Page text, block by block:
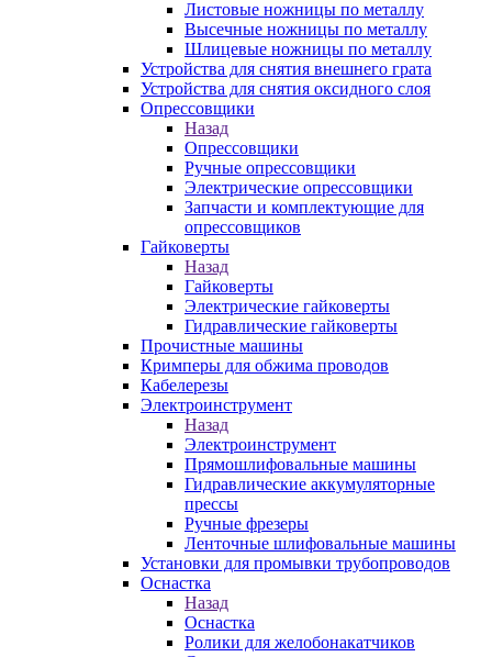
Листовые ножницы по металлу
Высечные ножницы по металлу
Шлицевые ножницы по металлу
Устройства для снятия внешнего грата
Устройства для снятия оксидного слоя
Опрессовщики
Назад
Опрессовщики
Ручные опрессовщики
Электрические опрессовщики
Запчасти и комплектующие для
опрессовщиков
Гайковерты
Назад
Гайковерты
Электрические гайковерты
Гидравлические гайковерты
Прочистные машины
Кримперы для обжима проводов
Кабелерезы
Электроинструмент
Назад
Электроинструмент
Прямошлифовальные машины
Гидравлические аккумуляторные
прессы
Ручные фрезеры
Ленточные шлифовальные машины
Установки для промывки трубопроводов
Оснастка
Назад
Оснастка
Ролики для желобонакатчиков